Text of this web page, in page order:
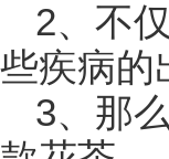
2、不
些疾病的
3、那